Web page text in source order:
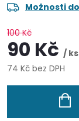
Možnosti
100 Kč
90 Kč / ks
74 Kč bez DPH